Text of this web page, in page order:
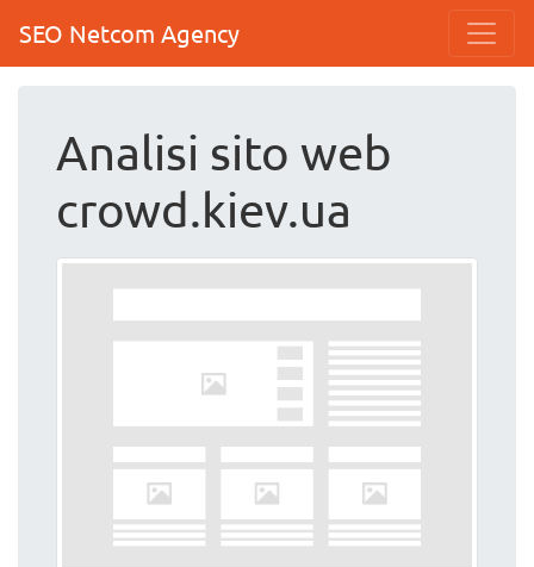
SEO Netcom Agency
Analisi sito web
crowd.kiev.ua